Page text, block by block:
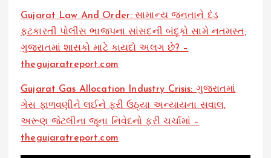
Gujarat Law And Order: સામાન્ય જનતાને દંડ
ફટકારતી પોલીસ ભાજપના સાંસદની બંદૂકો સામે નતમસ્ત;
ગુજરાતમાં શાસકો માટે કાયદો અલગ છે? –
thegujaratreport.com
Gujarat Gas Allocation Industry Crisis: ગુજરાતમાં
ગેસ ફાળવણીને લઈને ફરી ઉઠ્યા અન્યાયના સવાલ,
અરૂણ જેટલીના જૂના નિવેદનો ફરી ચર્ચામાં –
thegujaratreport.com